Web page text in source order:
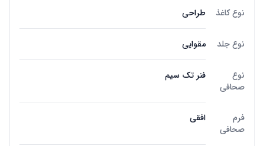
نوع کاغذ طراحی
نوع جلد مقوایی
نوع
صحافی
فنر تک سیم
فرم
صحافی
افقی